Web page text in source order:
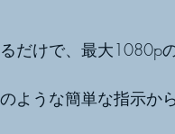
だけで、最大1080p
ような簡単な指示か